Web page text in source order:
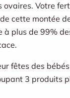
ovaires. Votre
cette montée
à plus de 99%
fêtes des
3 produits